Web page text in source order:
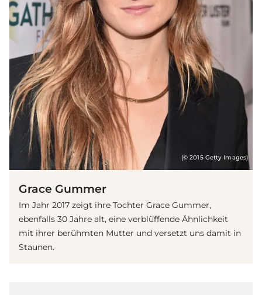
(© 2015 Getty Images)
Grace Gummer
Im Jahr 2017 zeigt ihre Tochter Grace Gummer,
ebenfalls 30 Jahre alt, eine verblüffende Ähnlichkeit
mit ihrer berühmten Mutter und versetzt uns damit in
Staunen.